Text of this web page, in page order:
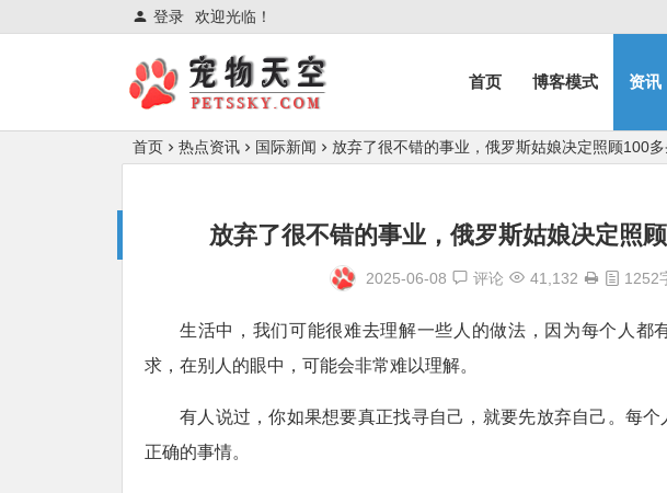
欢迎光临！
登录
首页 博客模式 资讯
首页 热点资讯 国际新闻 放弃了很不错的事业，俄罗斯姑娘决定照顾100多
放弃了很不错的事业，俄罗斯姑娘决定照
2025-06-08 评论 41,132 1252
生活中，我们可能很难去理解一些人的做法，因为每个人都
求，在别人的眼中，可能会非常难以理解。
有人说过，你如果想要真正找寻自己，就要先放弃自己。每
正确的事情。